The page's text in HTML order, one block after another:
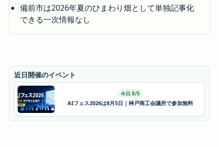
備前市は2026年夏のひまわり畑として単独記事化
できる一次情報なし
近日開催のイベント
今日 8/5
AIフェス2026は8月5日｜神戸商工会議所で参加無料